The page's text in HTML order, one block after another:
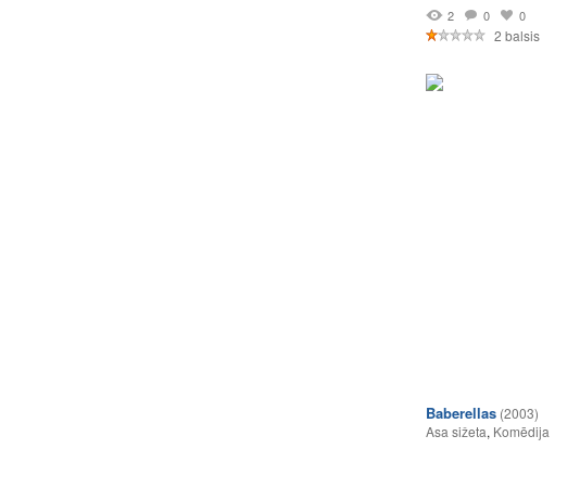
2 0 0
2 balsis
Baberellas (2003)
Asa sižeta, Komēdija